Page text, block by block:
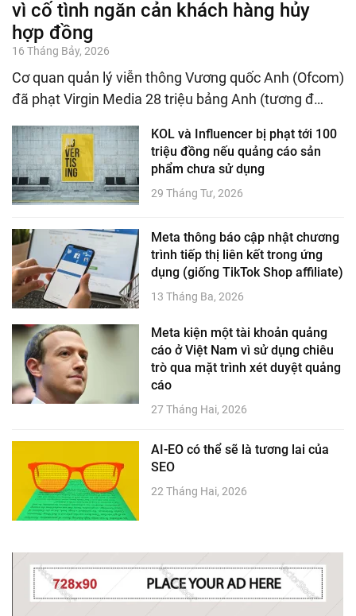
vì cố tình ngăn cản khách hàng hủy
hợp đồng
16 Tháng Bảy, 2026
Cơ quan quản lý viễn thông Vương quốc Anh (Ofcom)
đã phạt Virgin Media 28 triệu bảng Anh (tương đ…
KOL và Influencer bị phạt tới 100
triệu đồng nếu quảng cáo sản
phẩm chưa sử dụng
29 Tháng Tư, 2026
Meta thông báo cập nhật chương
trình tiếp thị liên kết trong ứng
dụng (giống TikTok Shop affiliate)
13 Tháng Ba, 2026
Meta kiện một tài khoản quảng
cáo ở Việt Nam vì sử dụng chiêu
trò qua mặt trình xét duyệt quảng
cáo
27 Tháng Hai, 2026
AI-EO có thể sẽ là tương lai của
SEO
22 Tháng Hai, 2026